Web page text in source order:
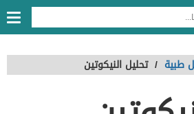
طبية / تحليل النيكوتين